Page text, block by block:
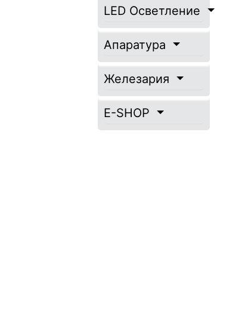
LED Осветление
Апаратура
Железария
E-SHOP